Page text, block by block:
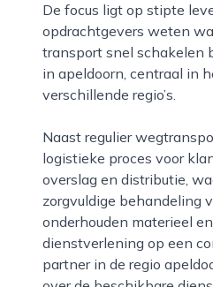
De focus ligt op stipte
opdrachtgevers weten
transport snel schakelen
in apeldoorn, centraal in
verschillende regio’s.
Naast regulier wegtransport biedt beekman transport diverse aanvullende diensten die het
logistieke proces voor
overslag en distributie,
zorgvuldige behandeling
onderhouden materieel
dienstverlening op een
partner in de regio